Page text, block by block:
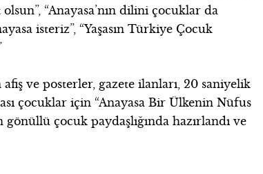
“Anayasa’nın dilini çocuklar da
isteriz”, “Yaşasın Türkiye Çocuk
afiş ve posterler, gazete ilanları, 20 saniyelik
çocuklar için “Anayasa Bir Ülkenin Nüfus
gönüllü çocuk paydaşlığında hazırlandı ve